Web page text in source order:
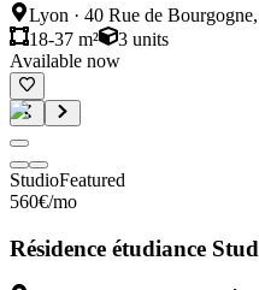
Lyon · 40 Rue de
18-37 m²
3 units
Available now
StudioFeatured
560€/mo
Résidence étudiance